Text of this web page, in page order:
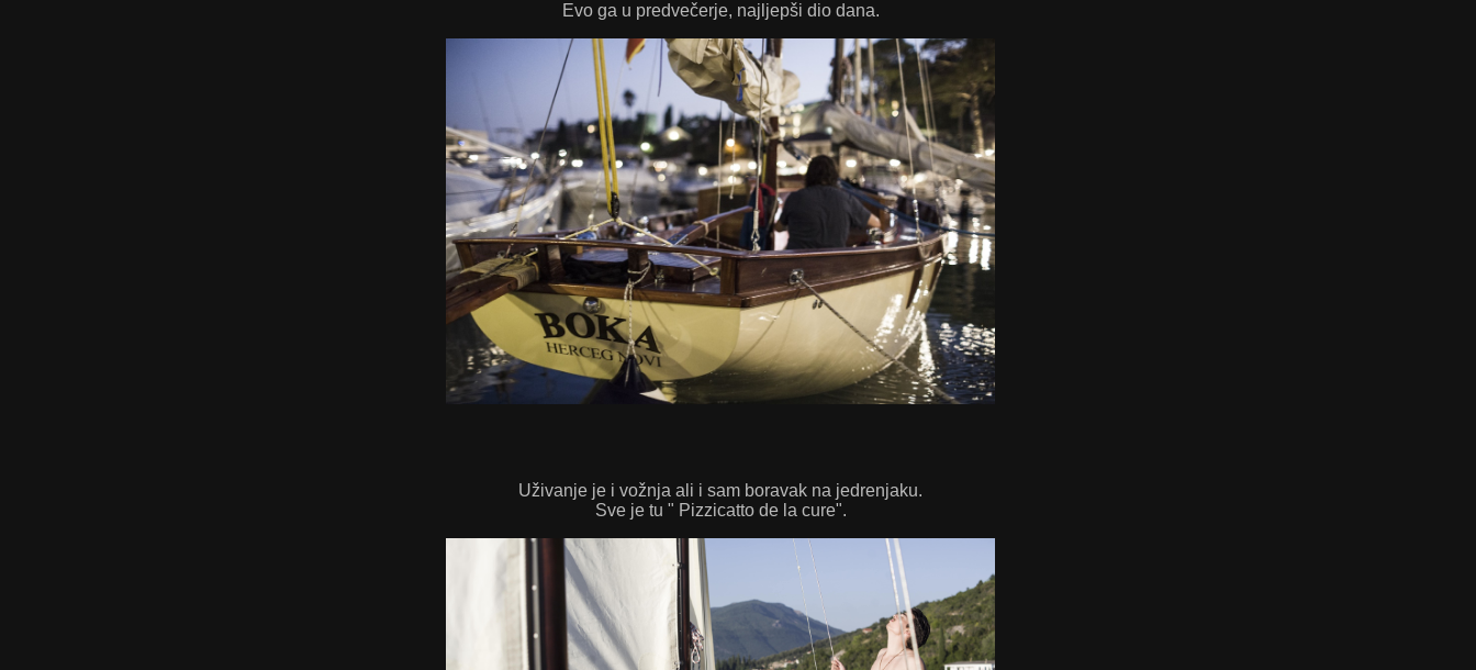
Evo ga u predvečerje, najljepši dio dana.
Uživanje je i vožnja ali i sam boravak na jedrenjaku.
Sve je tu " Pizzicatto de la cure".